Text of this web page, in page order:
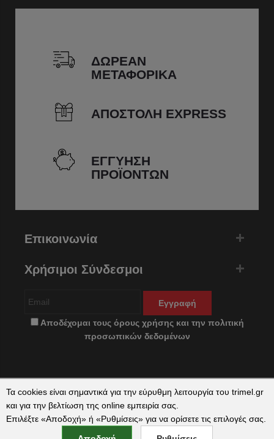
ΔΩΡΕΑΝ
ΜΕΤΑΦΟΡΙΚΑ
ΑΠΟΣΤΟΛΗ EXPRESS
ΕΓΓΥΗΣΗ
ΠΡΟΪΟΝΤΩΝ
Επικοινωνία
Χρήσιμοι Σύνδεσμοι
Εγγραφή
Αποδέχομαι τους όρους χρήσης και την πολιτική
προσωπικών δεδομένων
Copyright © 2026 trimel.gr by qualityweb. All Rights Reserved.
Τα cookies είναι σημαντικά για την εύρυθμη λειτουργία του trimel.gr
και για την βελτίωση της online εμπειρία σας.
Επιλέξτε «Αποδοχή» ή «Ρυθμίσεις» για να ορίσετε τις επιλογές σας.